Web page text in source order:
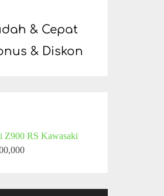
& Cepat
& Diskon
Kawasaki